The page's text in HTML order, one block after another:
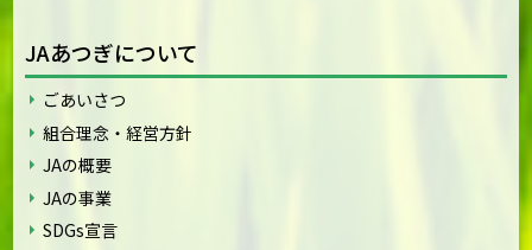
JAあつぎについて
ごあいさつ
組合理念・経営方針
JAの概要
JAの事業
SDGs宣言